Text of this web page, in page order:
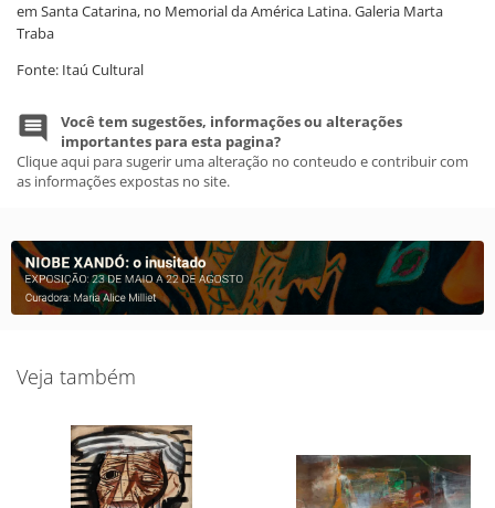
em Santa Catarina, no Memorial da América Latina. Galeria Marta
Traba
Fonte: Itaú Cultural
Você tem sugestões, informações ou alterações
importantes para esta pagina?
Clique aqui para sugerir uma alteração no conteudo e contribuir com
as informações expostas no site.
Veja também